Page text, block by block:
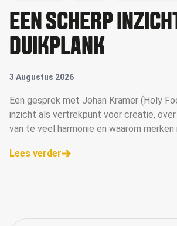
EEN SCHERP
DUIKPLANK
3 Augustus 2026
Een gesprek met Johan Kramer (Holy
inzicht als vertrekpunt voor creatie,
van te veel harmonie en waarom
Lees verder